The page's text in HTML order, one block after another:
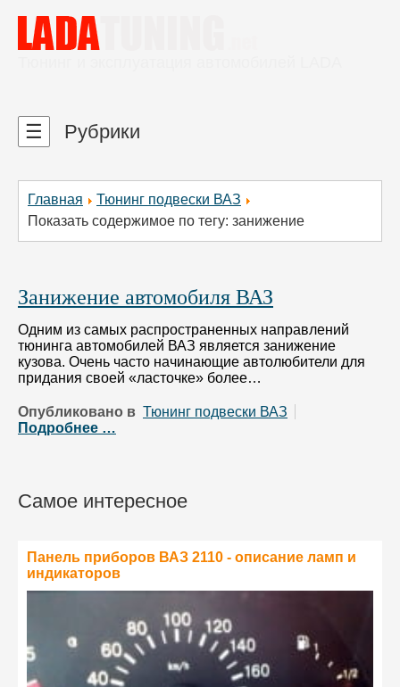
Главная
Тюнинг подвески ВАЗ
Показать содержимое по тегу: занижение
Занижение автомобиля ВАЗ
Одним из самых распространенных направлений
тюнинга автомобилей ВАЗ является занижение
кузова. Очень часто начинающие автолюбители для
придания своей «ласточке» более…
Опубликовано в Тюнинг подвески ВАЗ
Подробнее …
Самое интересное
Панель приборов ВАЗ 2110 - описание ламп и
индикаторов
☰ Рубрики